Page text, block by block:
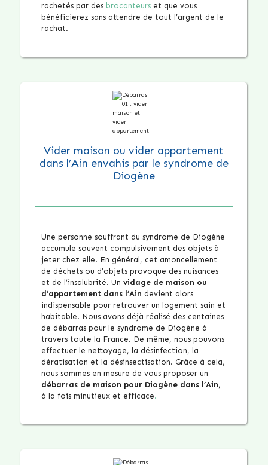
rachetés par des brocanteurset que vous
bénéficierez sans attendre de tout l’argent de le
rachat.
Vider maison ou vider appartement
dans l’Ain envahis par le syndrome de
Diogène
Une personne souffrant du syndrome de Diogène
accumule souvent compulsivement des objets à
jeter chez elle. En général, cet amoncellement
de déchets ou d’objets provoque des nuisances
et de l’insalubrité. Un vidage de maison ou
d’appartement dans l’Ain devient alors
indispensable pour retrouver un logement sain et
habitable. Nous avons déjà réalisé des centaines
de débarras pour le syndrome de Diogène à
travers toute la France. De même, nous pouvons
effectuer le nettoyage, la désinfection, la
dératisation et la désinsectisation. Grâce à cela,
nous sommes en mesure de vous proposer un
débarras de maison pour Diogène dans l’Ain,
à la fois minutieux et efficace.